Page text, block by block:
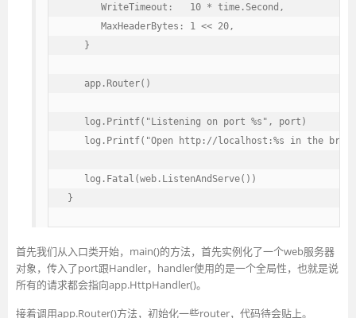
      WriteTimeout:   10 * time.Second,
      MaxHeaderBytes: 1 << 20,
   }
   app.Router()
   log.Printf("Listening on port %s", port)
log.Printf("Open http://localhost:%s in the
   log.Fatal(web.ListenAndServe())
}
首先我们从入口类开始，main()的方法，首先实例化了一个web服务器
对象，传入了port跟Handler，handler使用的是一个全局性，也就是说
所有的请求都会指向app.HttpHandler()。
接着调用app.Router()方法，初始化一些router，代码待会贴上。